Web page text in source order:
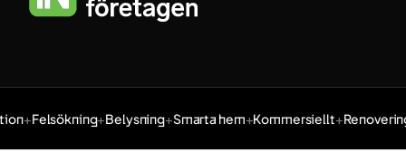
Felsökning Belysning Smarta hem Kommersiellt Renovering